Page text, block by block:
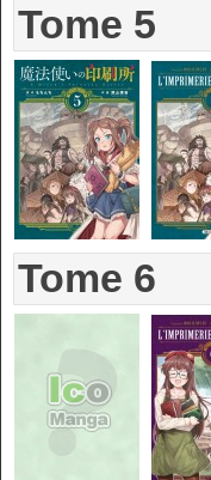
Tome 5
Tome 6